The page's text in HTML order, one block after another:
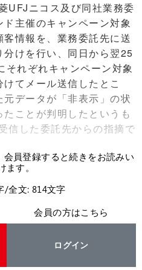
UFJニコス及び同社業務委
主催のキャンペーン対象
情報を、業務委託先に送
けを行い、同日から翌25
それぞれキャンペーン対象
てメール送信したとこ
データが「非表示」の状
ことが判明したというも
信した委託先からの指摘で
員登録すると続きをお読みい
ます。
/全文: 814文字
会員の方はこちら
ログイン